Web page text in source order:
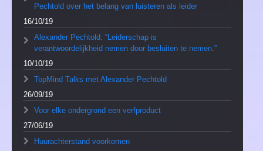
Pechtold over het belang van luisteren als leider
16/10/19
Alexander Pechtold: “Leiderschap is
verantwoordelijkheid nemen door besluiten te nemen.”
10/10/19
TopMind Talks met Alexander Pechtold
26/09/19
Voor elke ondergrond een verfproduct
27/06/19
Huurachterstand voorkomen